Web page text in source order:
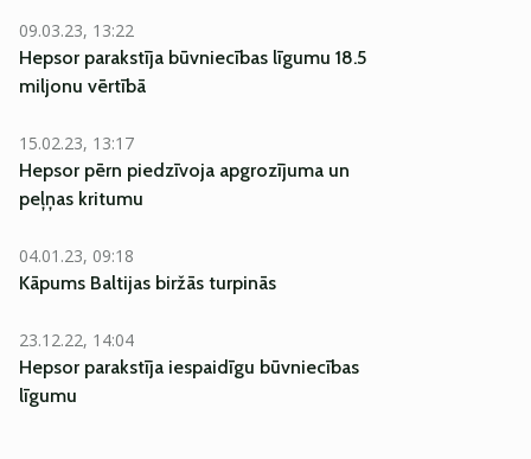
09.03.23, 13:22
Hepsor parakstīja būvniecības līgumu 18.5
miljonu vērtībā
15.02.23, 13:17
Hepsor pērn piedzīvoja apgrozījuma un
peļņas kritumu
04.01.23, 09:18
Kāpums Baltijas biržās turpinās
23.12.22, 14:04
Hepsor parakstīja iespaidīgu būvniecības
līgumu